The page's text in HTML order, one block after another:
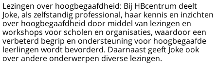
Lezingen over hoogbegaafdheid: Bij HBcentrum deelt
Joke, als zelfstandig professional, haar kennis en inzichten
over hoogbegaafdheid door middel van lezingen en
workshops voor scholen en organisaties, waardoor een
verbeterd begrip en ondersteuning voor hoogbegaafde
leerlingen wordt bevorderd. Daarnaast geeft Joke ook
over andere onderwerpen diverse lezingen.